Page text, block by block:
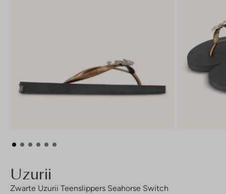
Uzurii
Zwarte Uzurii Teenslippers Seahorse Switch